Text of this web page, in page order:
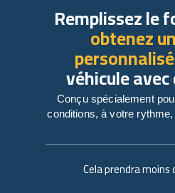
Cela prendra
Remplissez le
obtenez
véhicule
Conçu spécialement
conditions, à votre rythme,